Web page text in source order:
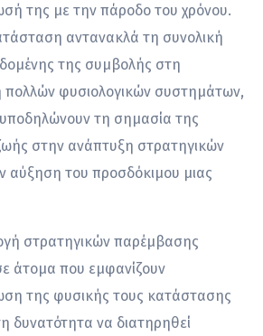
της με την πάροδο του χρόνου.
αντανακλά τη συνολική
της συμβολής στη
φυσιολογικών συστημάτων,
τη σημασία της
στην ανάπτυξη στρατηγικών
αύξηση του προσδόκιμου μιας
στρατηγικών παρέμβασης
άτομα που εμφανίζουν
της φυσικής τους κατάστασης
δυνατότητα να διατηρηθεί